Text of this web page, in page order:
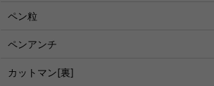
ペン粒
ペンアンチ
カットマン[裏]